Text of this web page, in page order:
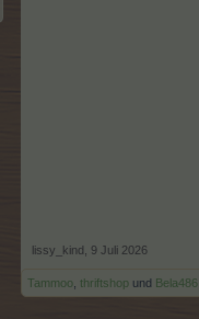
lissy_kind 9 Juli 2026
Tammoo thriftshop und Bela486